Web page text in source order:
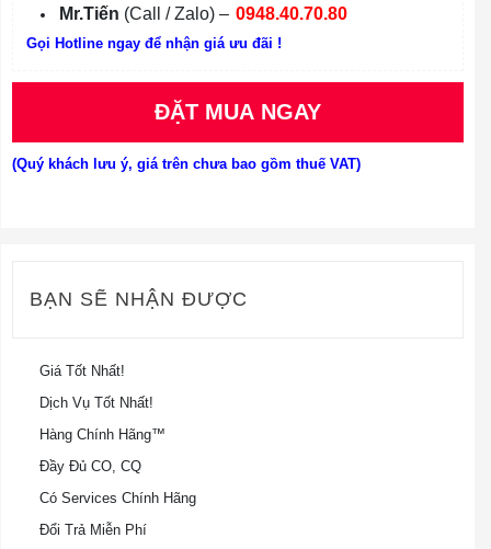
Mr.Tiến (Call / Zalo) – 0948.40.70.80
Gọi Hotline ngay để nhận giá ưu đãi !
ĐẶT MUA NGAY
(Quý khách lưu ý, giá trên chưa bao gồm thuế VAT)
BẠN SẼ NHẬN ĐƯỢC
Giá Tốt Nhất!
Dịch Vụ Tốt Nhất!
Hàng Chính Hãng™
Đầy Đủ CO, CQ
Có Services Chính Hãng
Đổi Trả Miễn Phí